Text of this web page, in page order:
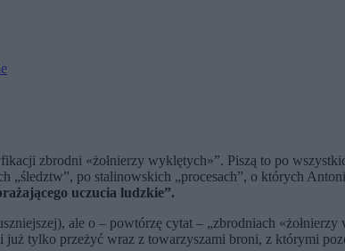
zbrodni «żołnierzy wyklętych»”. Piszą to po
po stalinowskich „procesach”, o których
uczucia ludzkie”.
ale o – powtórzę cytat – „zbrodniach
tylko przeżyć wraz z towarzyszami broni, z którymi